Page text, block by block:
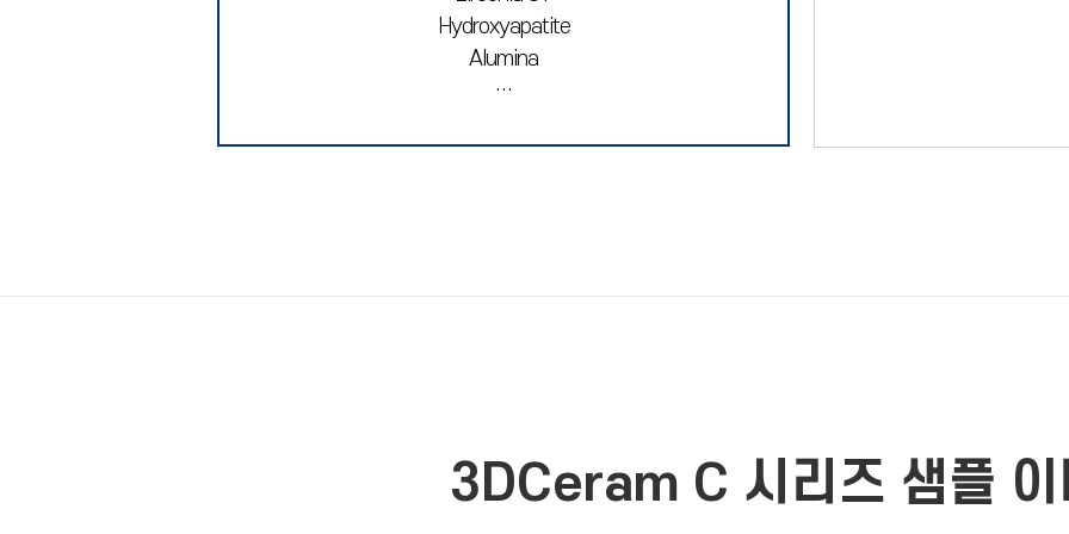
Hydroxyapatite
Alumina
…
3DCeram C 시리즈 샘플 이